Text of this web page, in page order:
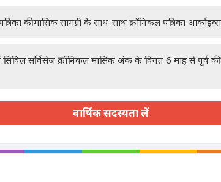
की मासिक सामग्री के साथ-साथ क्रॉनिकल पत्रिका
सर्विसेज़ क्रॉनिकल मासिक अंक के विगत 6 माह से पूर्व
वार्षिक सदस्यता लें